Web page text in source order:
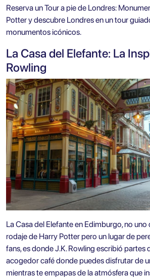
Reserva unTour a pie de Londres:
Pottery descubre Londres en un tour
monumentos icónicos.
La Casa del Elefante: La
Rowling
La Casa del Elefante en Edimburgo, no uno
rodaje de Harry Potter pero un lugar de
fans, es donde J.K. Rowling escribió partes
acogedor café donde puedes disfrutar de
mientras te empapas de la atmósfera que